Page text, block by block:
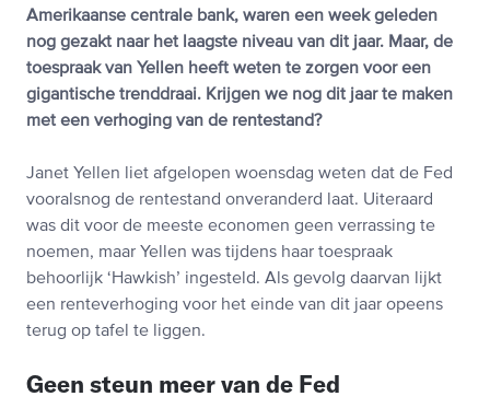
Amerikaanse centrale bank, waren een week geleden
nog gezakt naar het laagste niveau van dit jaar. Maar, de
toespraak van Yellen heeft weten te zorgen voor een
gigantische trenddraai. Krijgen we nog dit jaar te maken
met een verhoging van de rentestand?
Janet Yellen liet afgelopen woensdag weten dat de Fed
vooralsnog de rentestand onveranderd laat. Uiteraard
was dit voor de meeste economen geen verrassing te
noemen, maar Yellen was tijdens haar toespraak
behoorlijk ‘Hawkish’ ingesteld. Als gevolg daarvan lijkt
een renteverhoging voor het einde van dit jaar opeens
terug op tafel te liggen.
Geen steun meer van de Fed